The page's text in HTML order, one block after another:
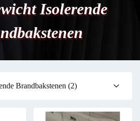
Isolerende
Brandbakstenen (2)